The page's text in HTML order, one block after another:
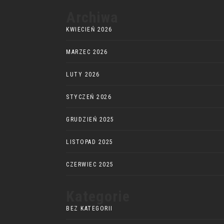
KWIECIEŃ 2026
MARZEC 2026
LUTY 2026
STYCZEŃ 2026
GRUDZIEŃ 2025
LISTOPAD 2025
CZERWIEC 2025
BEZ KATEGORII